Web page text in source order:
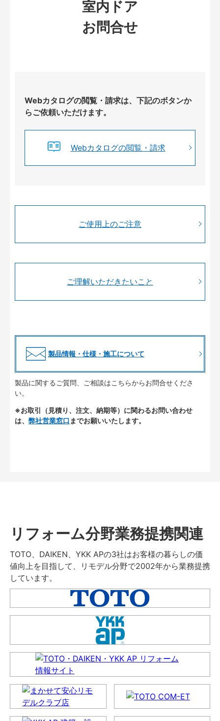
室内ドア
お問合せ
Webカタログの閲覧・請求は、下記のボタンか
らご依頼いただけます。
Webカタログの閲覧・請求
ご使用上のご注意
ご理解いただきたいこと
製品情報・仕様・施工について
製品に関するご質問、ご相談はこちらからお問合せくださ
い。
※お取引（見積り、注文、納期等）に関わるお問い合わせ
は、 弊社営業窓口 までお願いいたします。
リフォーム分野業務提携関連
TOTO、DAIKEN、YKK APの3社はお客様の暮らしの価
値向上を目指して、リモデル分野で2002年から業務提携
しています。